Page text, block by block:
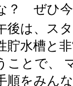
？ ぜひ今
後は、ス
貯水槽と
ことで、
順をみん